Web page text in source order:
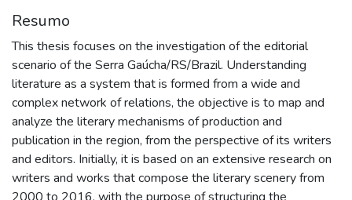
Resumo
This thesis focuses on the investigation of the editorial
scenario of the Serra Gaúcha/RS/Brazil. Understanding
literature as a system that is formed from a wide and
complex network of relations, the objective is to map and
analyze the literary mechanisms of production and
publication in the region, from the perspective of its writers
and editors. Initially, it is based on an extensive research on
writers and works that compose the literary scenery from